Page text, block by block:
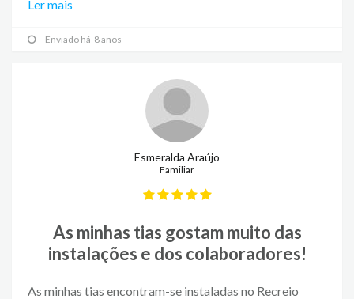
Ler mais
Enviado há 8 anos
Esmeralda Araújo
Familiar
As minhas tias gostam muito das
instalações e dos colaboradores!
As minhas tias encontram-se instaladas no Recreio